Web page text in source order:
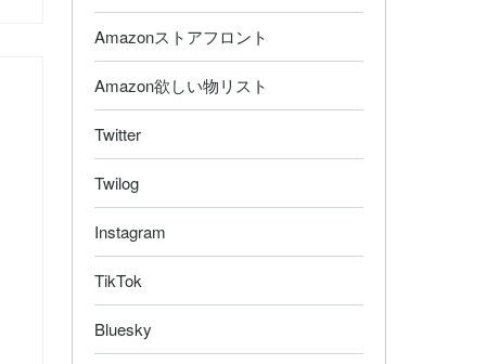
Amazonストアフロント
Amazon欲しい物リスト
Twitter
Twilog
Instagram
TikTok
Bluesky